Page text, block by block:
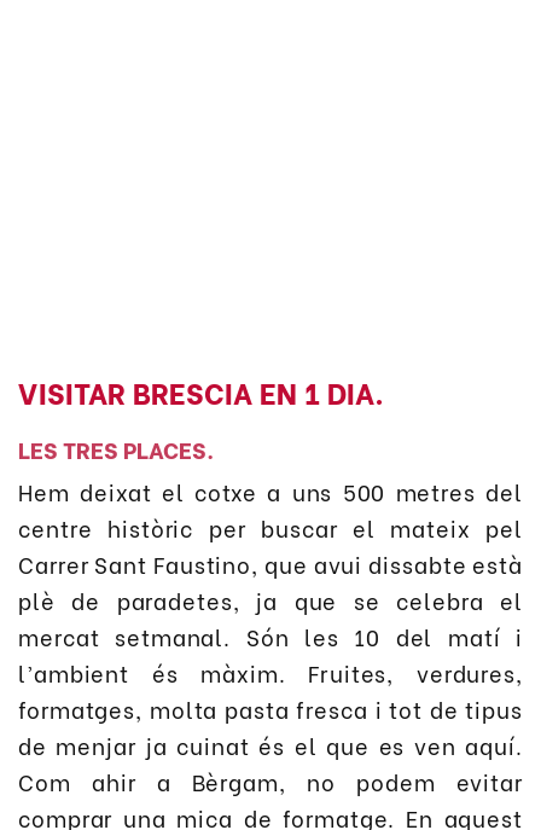
VISITAR BRESCIA EN 1 DIA.
LES TRES PLACES.
Hem deixat el cotxe a uns 500 metres del
centre històric per buscar el mateix pel
Carrer Sant Faustino, que avui dissabte està
plè de paradetes, ja que se celebra el
mercat setmanal. Són les 10 del matí i
l’ambient és màxim. Fruites, verdures,
formatges, molta pasta fresca i tot de tipus
de menjar ja cuinat és el que es ven aquí.
Com ahir a Bèrgam, no podem evitar
comprar una mica de formatge. En aquest